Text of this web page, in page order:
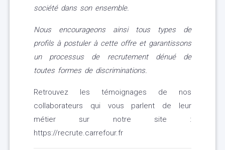
société dans son ensemble.
Nous encourageons ainsi tous types de
profils à postuler à cette offre et garantissons
un processus de recrutement dénué de
toutes formes de discriminations.
Retrouvez les témoignages de nos
collaborateurs qui vous parlent de leur
métier sur notre site :
https://recrute.carrefour.fr